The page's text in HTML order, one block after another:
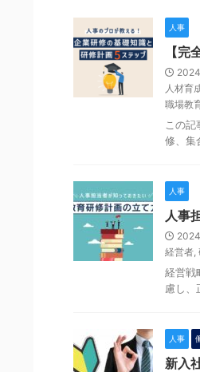
人事
【
人材育
職場教
この
修、集
人事
人事
経営者,
経営戦
慮し、
人事
新入